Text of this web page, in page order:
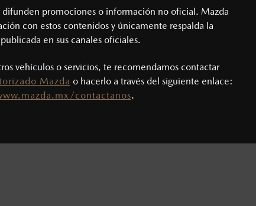
promociones o información no oficial. Mazda
con estos contenidos y únicamente respalda la
en sus canales oficiales.
vehículos o servicios, te recomendamos contactar
Mazda o hacerlo a través del siguiente enlace:
contactanos.
UNA PRUEBA DE MANEJO AGENDAR UNA